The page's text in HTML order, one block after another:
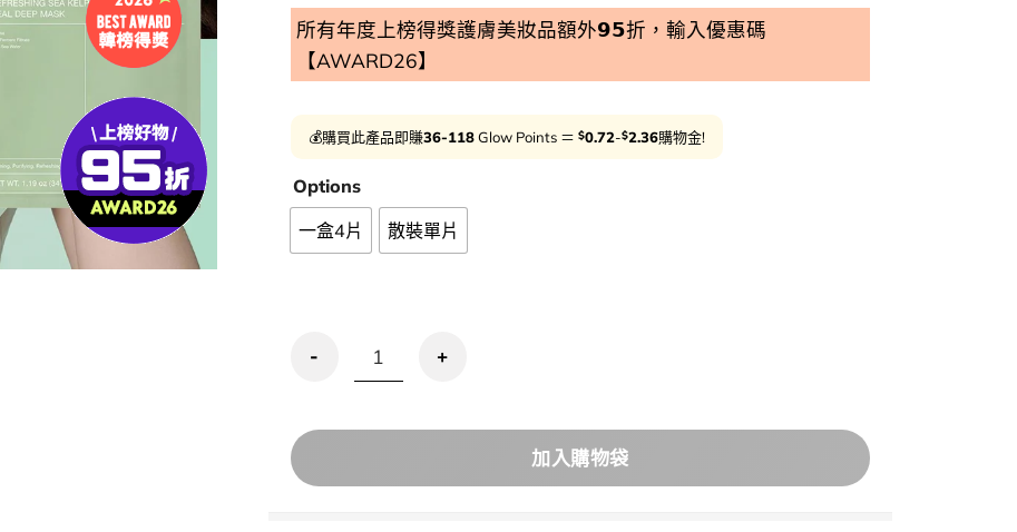
所有年度上榜得獎護膚美妝品額外𝟵𝟱折，輸入優惠碼
【AWARD26】
💰購買此產品即賺36-118Glow Points ＝ $0.72-$2.36購物金!
Options
一盒4片 散裝單片
優惠碼再95折!敷後變透明 Biodance Refreshing Sea Kelp Real Deep Mask 清爽海藻深
加入購物袋